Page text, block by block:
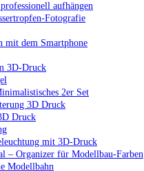
aufhängen
Fotografie
mit dem Smartphone
3D-Druck
2er Set
3D Druck
Druck
mit 3D-Druck
– Organizer für Modellbau-Farben
Modellbahn